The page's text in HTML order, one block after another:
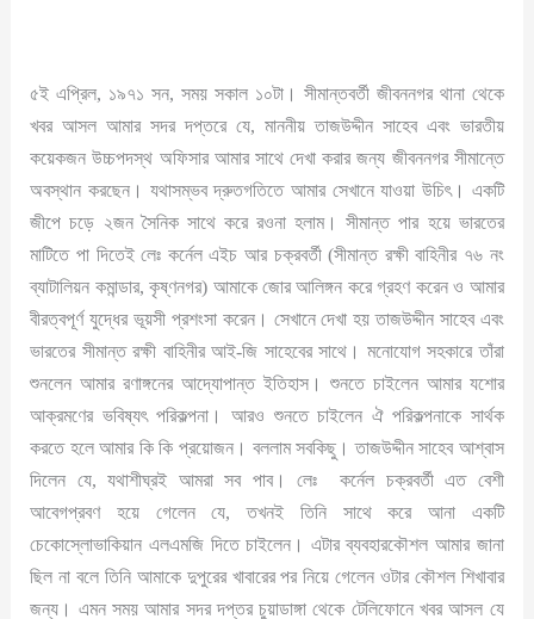
৫ই এপ্রিল, ১৯৭১ সন, সময় সকাল ১০টা। সীমান্তবর্তী জীবননগর থানা থেকে
খবর আসল আমার সদর দপ্তরে যে, মাননীয় তাজউদ্দীন সাহেব এবং ভারতীয়
কয়েকজন উচ্চপদস্থ অফিসার আমার সাথে দেখা করার জন্য জীবননগর সীমান্তে
অবস্থান করছেন। যথাসম্ভব দ্রুতগতিতে আমার সেখানে যাওয়া উচিৎ। একটি
জীপে চড়ে ২জন সৈনিক সাথে করে রওনা হলাম। সীমান্ত পার হয়ে ভারতের
মাটিতে পা দিতেই লেঃ কর্নেল এইচ আর চক্রবর্তী (সীমান্ত রক্ষী বাহিনীর ৭৬ নং
ব্যাটালিয়ন কমান্ডার, কৃষ্ণনগর) আমাকে জোর আলিঙ্গন করে গ্রহণ করেন ও আমার
বীরত্বপূর্ণ যুদ্ধের ভূয়সী প্রশংসা করেন। সেখানে দেখা হয় তাজউদ্দীন সাহেব এবং
ভারতের সীমান্ত রক্ষী বাহিনীর আই-জি সাহেবের সাথে। মনোযোগ সহকারে তাঁরা
শুনলেন আমার রণাঙ্গনের আদ্যোপান্ত ইতিহাস। শুনতে চাইলেন আমার যশোর
আক্রমণের ভবিষ্যৎ পরিকল্পনা। আরও শুনতে চাইলেন ঐ পরিকল্পনাকে সার্থক
করতে হলে আমার কি কি প্রয়োজন। বললাম সবকিছু। তাজউদ্দীন সাহেব আশ্বাস
দিলেন যে, যথাশীঘ্রই আমরা সব পাব। লেঃ কর্নেল চক্রবর্তী এত বেশী
আবেগপ্রবণ হয়ে গেলেন যে, তখনই তিনি সাথে করে আনা একটি
চেকোস্লোভাকিয়ান এলএমজি দিতে চাইলেন। এটার ব্যবহারকৌশল আমার জানা
ছিল না বলে তিনি আমাকে দুপুরের খাবারের পর নিয়ে গেলেন ওটার কৌশল শিখাবার
জন্য। এমন সময় আমার সদর দপ্তর চুয়াডাঙ্গা থেকে টেলিফোনে খবর আসল যে